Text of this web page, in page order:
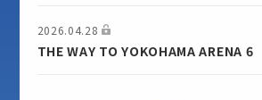
2026.04.28
THE WAY TO YOKOHAMA ARENA 6